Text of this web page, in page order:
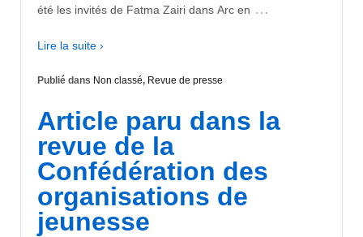
été les invités de Fatma Zairi dans Arc en …
Lire la suite ›
Publié dans Non classé, Revue de presse
Article paru dans la
revue de la
Confédération des
organisations de
jeunesse